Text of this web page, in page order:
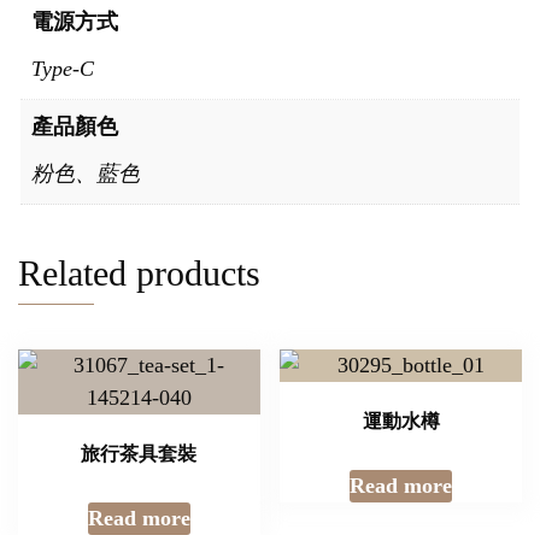
電源方式
Type-C
產品顏色
粉色、藍色
Related products
旅行茶具套裝
Read more
運動水樽
Read more